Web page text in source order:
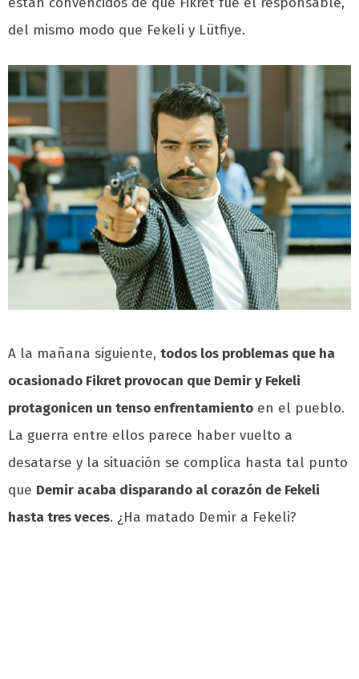
del mismo modo que Fekeli y Lütfiye.
A la mañana siguiente, todos los problemas que ha
ocasionado Fikret provocan que Demir y Fekeli
protagonicen un tenso enfrentamiento en el pueblo.
La guerra entre ellos parece haber vuelto a
desatarse y la situación se complica hasta tal punto
que Demir acaba disparando al corazón de Fekeli
hasta tres veces. ¿Ha matado Demir a Fekeli?